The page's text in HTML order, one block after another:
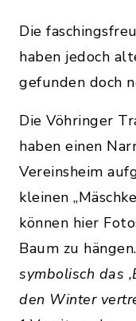
Die
haben jedoch
gefunden doch
Die Vöhringer
haben einen
Vereinsheim
kleinen
können hier
Baum zu
symbolisch das
den Winter